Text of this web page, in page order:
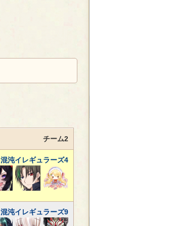
チーム2
混沌イレギュラーズ4
混沌イレギュラーズ9